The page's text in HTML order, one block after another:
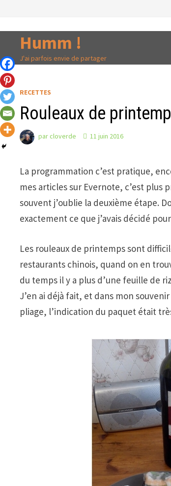
contenuHumm !
J'ai parfois envie de partager
RECETTES
Rouleaux de
parcloverde 11 juin 2016
La programmation c’est pratique,
mes articles sur Evernote, c’est
souvent j’oublie la deuxième étape.
exactement ce que j’avais décidé
Les rouleaux de printemps sont
restaurants chinois, quand on en
du temps il y a plus d’une feuille de
J’en ai déjà fait, et dans mon
pliage, l’indication du paquet était